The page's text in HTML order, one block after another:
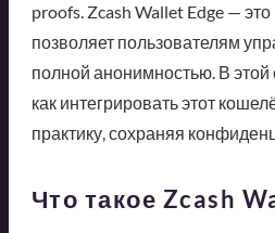
proofs. Zcash Wallet Edge —
позволяет пользователям
полной анонимностью. В
как интегрировать этот
практику, сохраняя
Что такое Zcash